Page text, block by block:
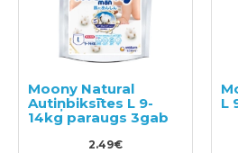
Moony Natural
Autiņbiksītes L 9-
14kg paraugs 3gab
2.49€
L